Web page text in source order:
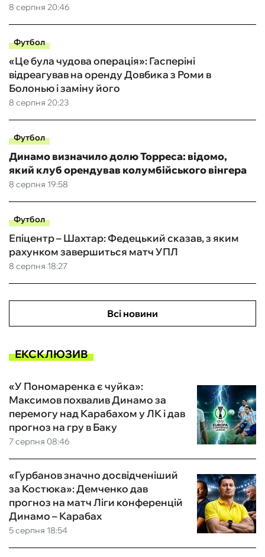
8 серпня 20:46
Футбол
8 серпня 20:23
«Це була чудова операція»: Гасперіні
відреагував на оренду Довбика з Роми в
Болонью і заміну його
Футбол
8 серпня 19:58
Динамо визначило долю Торреса: відомо,
який клуб орендував колумбійського вінгера
Футбол
8 серпня 18:27
Епіцентр – Шахтар: Федецький сказав, з яким
рахунком завершиться матч УПЛ
Всі новини
ЕКСКЛЮЗИВ
7 серпня 08:46
«У Пономаренка є чуйка»:
Максимов похвалив Динамо за
перемогу над Карабахом у ЛК і дав
прогноз на гру в Баку
5 серпня 18:54
«Гурбанов значно досвідченіший
за Костюка»: Демченко дав
прогноз на матч Ліги конференцій
Динамо – Карабах